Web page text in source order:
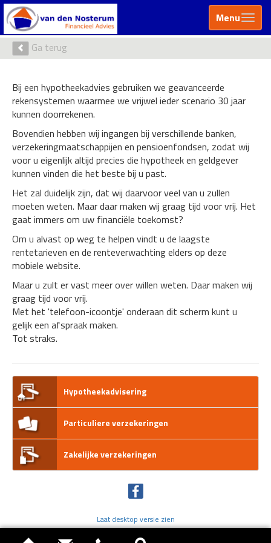
Menu
Ga terug
Bij een hypotheekadvies gebruiken we geavanceerde
rekensystemen waarmee we vrijwel ieder scenario 30 jaar
kunnen doorrekenen.
Bovendien hebben wij ingangen bij verschillende banken,
verzekeringmaatschappijen en pensioenfondsen, zodat wij
voor u eigenlijk altijd precies die hypotheek en geldgever
kunnen vinden die het beste bij u past.
Het zal duidelijk zijn, dat wij daarvoor veel van u zullen
moeten weten. Maar daar maken wij graag tijd voor vrij. Het
gaat immers om uw financiële toekomst?
Om u alvast op weg te helpen vindt u de laagste
rentetarieven en de renteverwachting elders op deze
mobiele website.
Maar u zult er vast meer over willen weten. Daar maken wij
graag tijd voor vrij.
Met het 'telefoon-icoontje' onderaan dit scherm kunt u
gelijk een afspraak maken.
Tot straks.
Hypotheekadvisering
Particuliere verzekeringen
Zakelijke verzekeringen
Laat desktop versie zien